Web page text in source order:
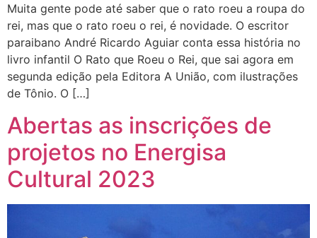
Muita gente pode até saber que o rato roeu a roupa do
rei, mas que o rato roeu o rei, é novidade. O escritor
paraibano André Ricardo Aguiar conta essa história no
livro infantil O Rato que Roeu o Rei, que sai agora em
segunda edição pela Editora A União, com ilustrações
de Tônio. O […]
Abertas as inscrições de
projetos no Energisa
Cultural 2023